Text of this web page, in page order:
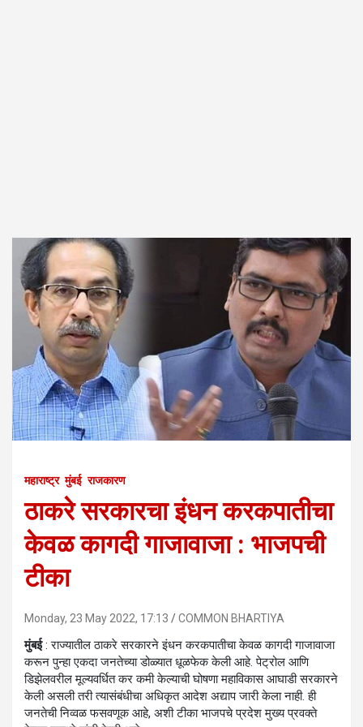
महाराष्ट्र मुंबई राजकारण
ठाकरे सरकारचा इंधन करकपातीचा
केवळ कागदी गाजावाजा : भाजपची
टीका
Monday, 23 May 2022, 17:13 COMMON BHARTIYA
मुंबई: राज्यातील ठाकरे सरकारने इंधन करकपातीचा केवळ कागदी गाजावाजा
करून पुन्हा एकदा जनतेच्या डोळ्यात धूळफेक केली आहे. पेट्रोल आणि
डिझेलवरील मूल्यवर्धित कर कमी केल्याची घोषणा महाविकास आघाडी सरकारने
केली असली तरी त्यासंबंधीचा अधिकृत आदेश अद्याप जारी केला नाही. ही
जनतेची निव्वळ फसवणूक आहे, अशी टीका भाजपचे प्रदेश मुख्य प्रवक्ते